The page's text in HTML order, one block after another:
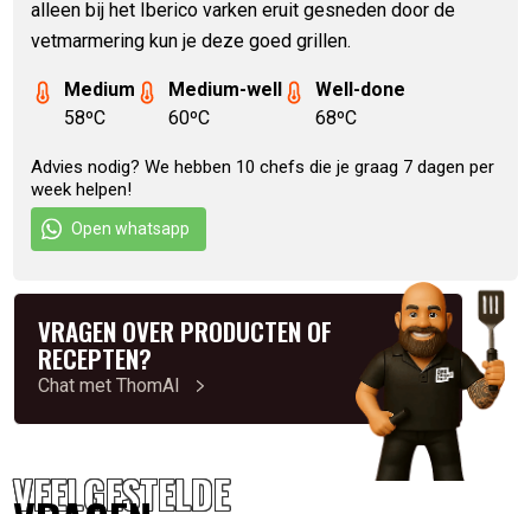
alleen bij het Iberico varken eruit gesneden door de
vetmarmering kun je deze goed grillen.
Medium
58ºC
Medium-well
60ºC
Well-done
68ºC
Advies nodig? We hebben 10 chefs die je graag 7 dagen per
week helpen!
Open whatsapp
VRAGEN OVER PRODUCTEN OF
RECEPTEN?
Chat met ThomAI
VEELGESTELDE